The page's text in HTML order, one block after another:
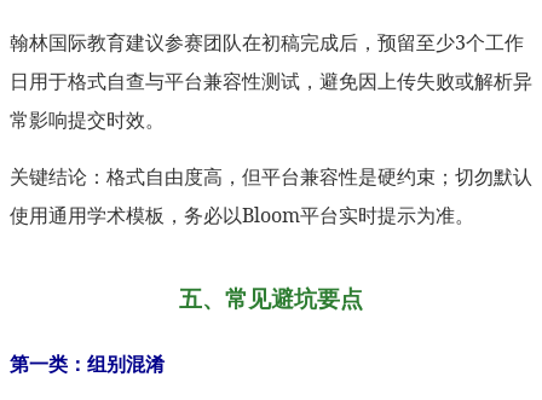
翰林国际教育建议参赛团队在初稿完成后，预留至少3个工作
日用于格式自查与平台兼容性测试，避免因上传失败或解析异
常影响提交时效。
关键结论：格式自由度高，但平台兼容性是硬约束；切勿默认
使用通用学术模板，务必以Bloom平台实时提示为准。
五、常见避坑要点
第一类：组别混淆